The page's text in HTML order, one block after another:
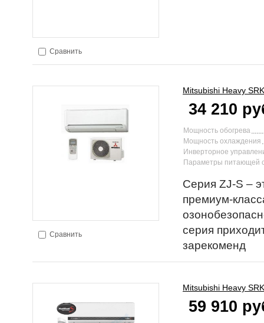
Сравнить
Сравнить
Mitsubishi Heavy
34 210
Мощность обогрева
Мощность охлаждения
Инверторное
Параметры питающей
Серия ZJ-S –
премиум-
серия
зарекоменд
Mitsubishi Heavy
59 910